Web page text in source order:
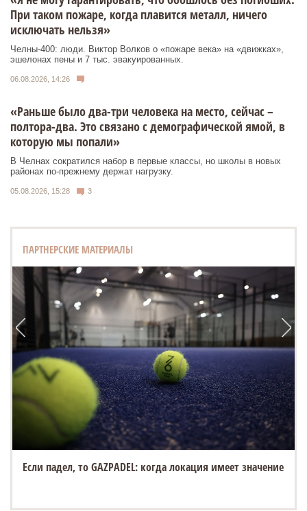
При таком пожаре, когда плавится металл, ничего
исключать нельзя»
Челны-400: люди. Виктор Волков о «пожаре века» на «движках»,
эшелонах пены и 7 тыс. эвакуированных.
06.08.2026, 14:26
«Раньше было два-три человека на место, сейчас –
полтора-два. Это связано с демографической ямой, в
которую мы попали»
В Челнах сократился набор в первые классы, но школы в новых
районах по-прежнему держат нагрузку.
05.08.2026, 15:28 3
ПАРТНЕРСКИЕ МАТЕРИАЛЫ
Если падел, то GAZPADEL: когда локация имеет значение